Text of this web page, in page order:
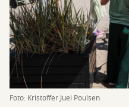
Foto: Kristoffer Juel Poulsen